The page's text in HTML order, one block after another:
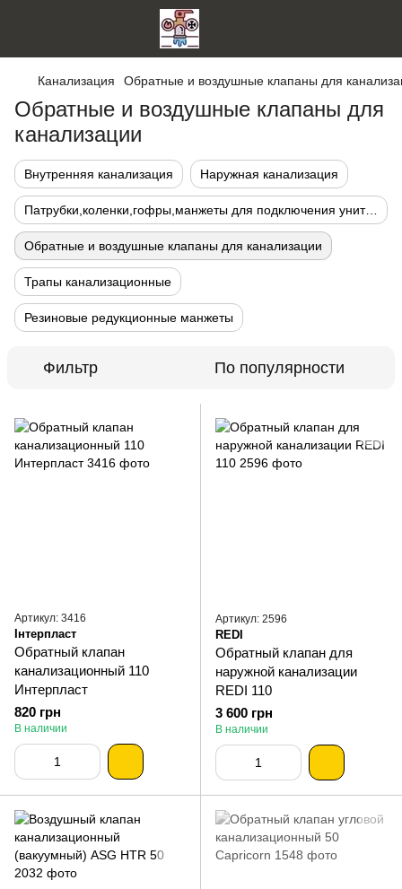
Канализация Обратные и воздушные клапаны для
Обратные и воздушные клапаны для
канализации
Внутренняя канализация Наружная канализация
Патрубки,коленки,гофры,манжеты для подключения унитазов
Обратные и воздушные клапаны для канализации
Трапы канализационные
Резиновые редукционные манжеты
Фильтр По популярности
Артикул: 3416
Інтерпласт
Обратный клапан
канализационный 110
Интерпласт
820 грн
В наличии
Артикул: 2596
REDI
Обратный клапан для
наружной канализации
REDI 110
3 600 грн
В наличии